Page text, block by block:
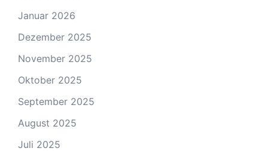
Januar 2026
Dezember 2025
November 2025
Oktober 2025
September 2025
August 2025
Juli 2025